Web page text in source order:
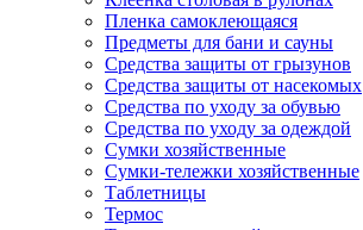
Пленка самоклеющаяся
Предметы для бани и сауны
Средства защиты от грызунов
Средства защиты от насекомых
Средства по уходу за обувью
Средства по уходу за одеждой
Сумки хозяйственные
Сумки-тележки хозяйственные
Таблетницы
Термос